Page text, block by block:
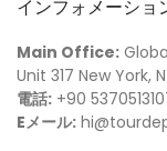
インフォメーショ
Main Office:
Unit 317 New York,
電話: +90
Eメール: